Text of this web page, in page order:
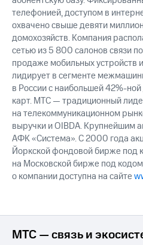
телефонией, доступом в
охвачено свыше девяти
домохозяйств. Компания
сетью из 5 800 салонов связи
продаже мобильных устройств
лидирует в сегменте
в России c наибольшей 42%-
карт. МТС — традиционный
на телекоммуникационном
выручки и OIBDA. Крупнейшим
АФК «Система». С 2000 года
Йоркской фондовой бирже под
на Московской бирже под
о компании доступна на сайте
МТС — связь и